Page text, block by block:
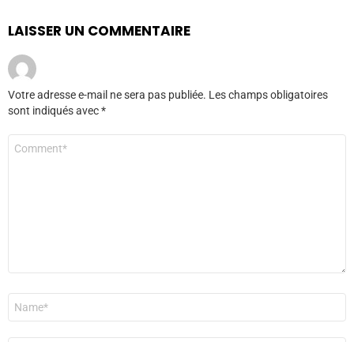
LAISSER UN COMMENTAIRE
Votre adresse e-mail ne sera pas publiée. Les champs obligatoires
sont indiqués avec*